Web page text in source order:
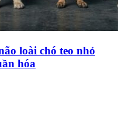
loài chó teo nhỏ
hóa